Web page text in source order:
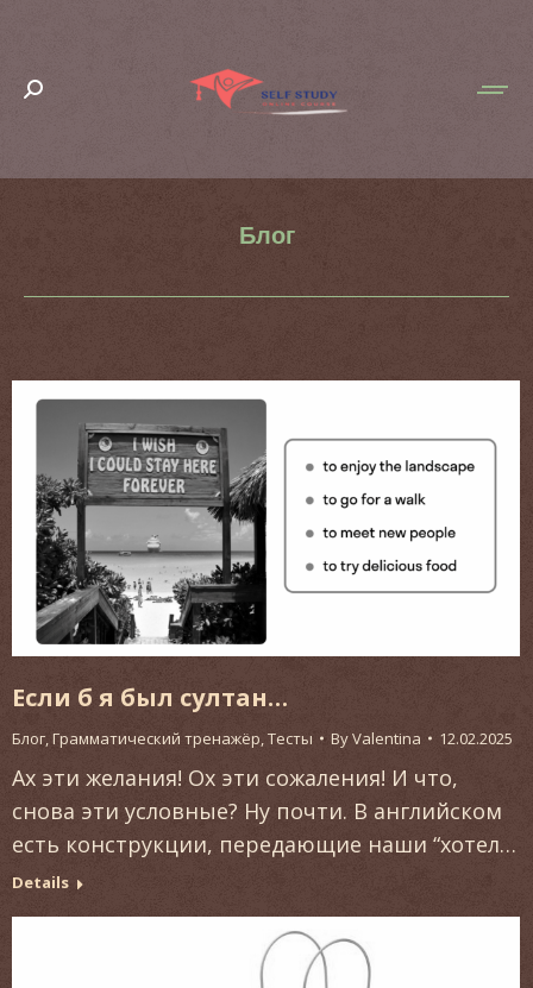
Search:
Блог
Если б я был султан…
Блог,Грамматический тренажёр,Тесты ByValentina 12.02.2025
Ах эти желания! Ох эти сожаления! И что,
снова эти условные? Ну почти. В английском
есть конструкции, передающие наши “хотел…
Details